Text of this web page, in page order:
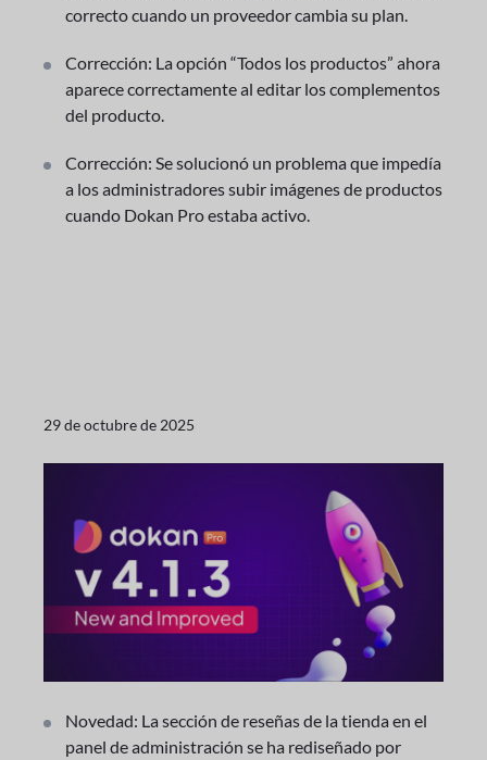
correcto cuando un proveedor cambia su plan.
Corrección: La opción “Todos los productos” ahora
aparece correctamente al editar los complementos
del producto.
Corrección: Se solucionó un problema que impedía
a los administradores subir imágenes de productos
cuando Dokan Pro estaba activo.
29 de octubre de 2025
Novedad: La sección de reseñas de la tienda en el
panel de administración se ha rediseñado por